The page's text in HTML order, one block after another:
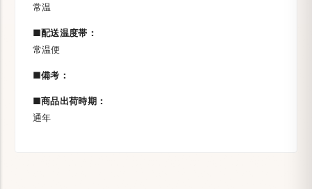
常温
■配送温度帯：
常温便
■備考：
■商品出荷時期：
通年